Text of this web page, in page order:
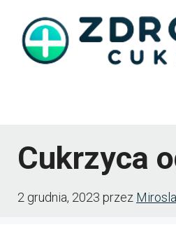
treści
Cukrzyca
2 grudnia, 2023 przez